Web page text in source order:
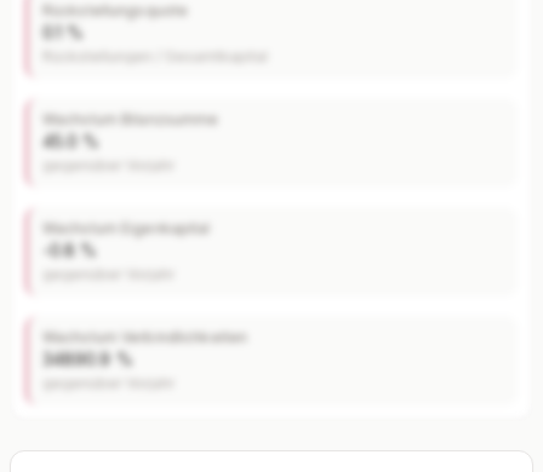
Rückstellungsquote
0.1 %
Wachstum Bilanzsumme
45.0 %
Wachstum Eigenkapital
-0.8 %
Wachstum Verbindlichkeiten
34890.9 %